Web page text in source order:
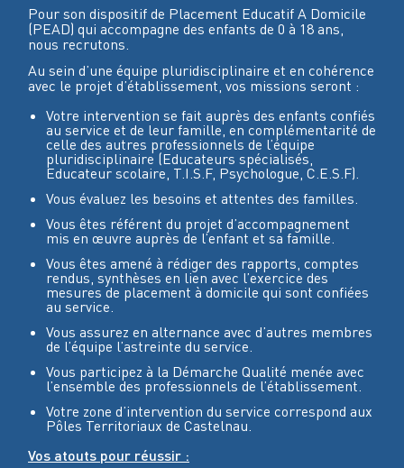
Pour son dispositif de Placement Educatif A Domicile
(PEAD) qui accompagne des enfants de 0 à 18 ans,
nous recrutons.
Au sein d’une équipe pluridisciplinaire et en cohérence
avec le projet d’établissement, vos missions seront :
Votre intervention se fait auprès des enfants confiés
au service et de leur famille, en complémentarité de
celle des autres professionnels de l’équipe
pluridisciplinaire (Educateurs spécialisés,
Educateur scolaire, T.I.S.F, Psychologue, C.E.S.F).
Vous évaluez les besoins et attentes des familles.
Vous êtes référent du projet d’accompagnement
mis en œuvre auprès de l’enfant et sa famille.
Vous êtes amené à rédiger des rapports, comptes
rendus, synthèses en lien avec l’exercice des
mesures de placement à domicile qui sont confiées
au service.
Vous assurez en alternance avec d’autres membres
de l’équipe l’astreinte du service.
Vous participez à la Démarche Qualité menée avec
l’ensemble des professionnels de l’établissement.
Votre zone d’intervention du service correspond aux
Pôles Territoriaux de Castelnau.
Vos atouts pour réussir :